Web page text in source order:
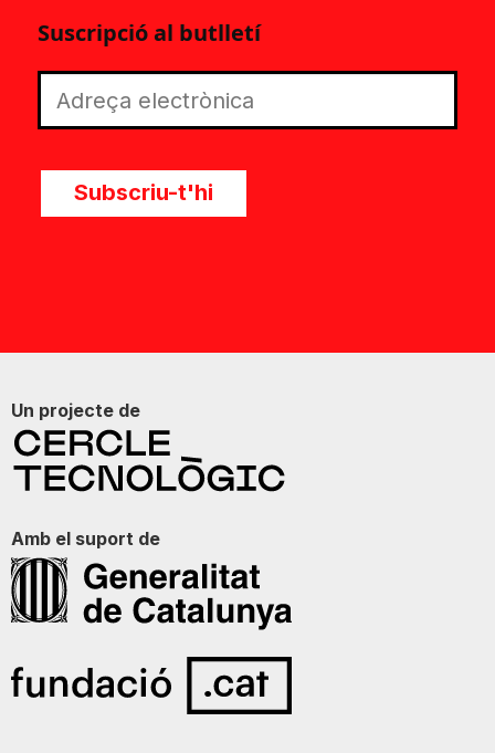
Suscripció al butlletí
Subscriu-t'hi
Un projecte de
Amb el suport de